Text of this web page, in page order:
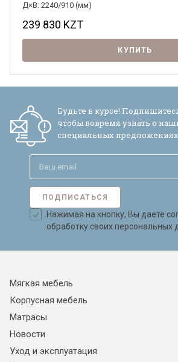
Я ознакомлен с
обработки персональных
согласен на их
Д×В: 2240/910 (мм)
239 830 KZT
КУПИТЬ
Будьте в курсе!
чтобы вовремя узнать о
специальных
ПОДПИСАТЬСЯ
Нажимая на кнопку, Вы даете
обработку своих персональных
Мягкая мебель
Корпусная мебель
Матрасы
Новости
Уход и эксплуатация